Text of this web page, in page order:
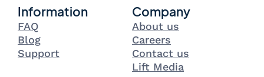
Information
FAQ
Blog
Support
Company
About us
Careers
Contact us
Lift Media